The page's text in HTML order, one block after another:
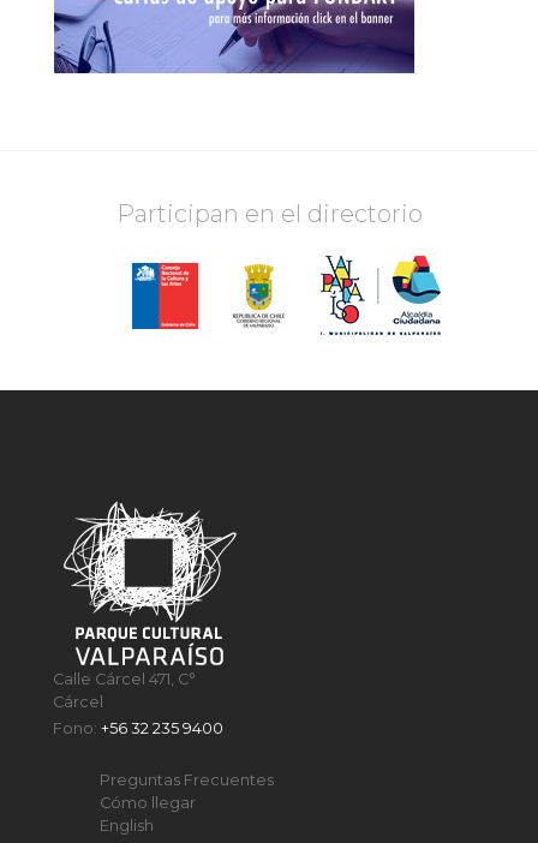
Participan en el directorio
Calle Cárcel 471, C°
Cárcel
Fono:+56 32 235 9400
Preguntas Frecuentes
Cómo llegar
English